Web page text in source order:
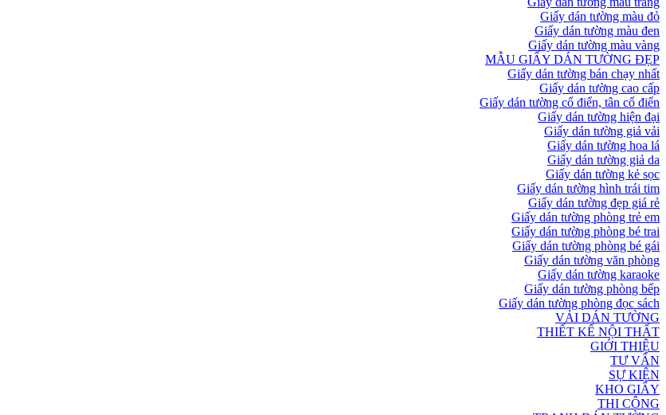
Giấy dán tường màu đỏ
Giấy dán tường màu đen
Giấy dán tường màu vàng
MẪU GIẤY DÁN TƯỜNG ĐẸP
Giấy dán tường bán chạy nhất
Giấy dán tường cao cấp
Giấy dán tường cổ điển, tân cổ điển
Giấy dán tường hiện đại
Giấy dán tường giả vải
Giấy dán tường hoa lá
Giấy dán tường giả da
Giấy dán tường kẻ sọc
Giấy dán tường hình trái tim
Giấy dán tường đẹp giá rẻ
Giấy dán tường phòng trẻ em
Giấy dán tường phòng bé trai
Giấy dán tường phòng bé gái
Giấy dán tường văn phòng
Giấy dán tường karaoke
Giấy dán tường phòng bếp
Giấy dán tường phòng đọc sách
VẢI DÁN TƯỜNG
THIẾT KẾ NỘI THẤT
GIỚI THIỆU
TƯ VẤN
SỰ KIỆN
KHO GIẤY
THI CÔNG